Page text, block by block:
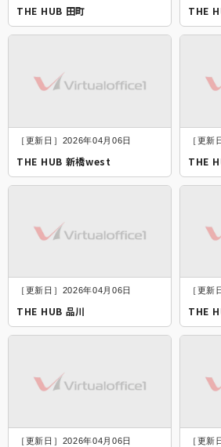
THE HUB 田町 THE
［更新日］2026年04月06日
THE HUB 新橋west
［更新
THE
［更新日］2026年04月06日
THE HUB 品川
［更新
THE
［更新日］2026年04月06日 ［更新